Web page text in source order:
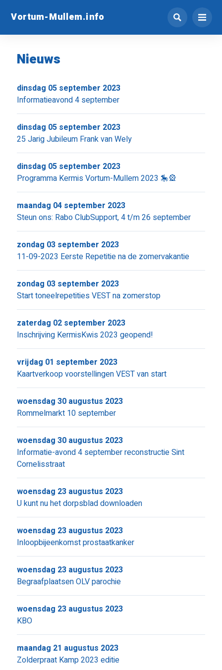
Vortum-Mullem.info
Nieuws
Informatieavond 4 september
dinsdag 05 september 2023
25 Jarig Jubileum Frank van Wely
dinsdag 05 september 2023
Programma Kermis Vortum-Mullem 2023 🎠🎡
dinsdag 05 september 2023
Steun ons: Rabo ClubSupport, 4 t/m 26 september
maandag 04 september 2023
11-09-2023 Eerste Repetitie na de zomervakantie
zondag 03 september 2023
Start toneelrepetities VEST na zomerstop
zondag 03 september 2023
Inschrijving KermisKwis 2023 geopend!
zaterdag 02 september 2023
Kaartverkoop voorstellingen VEST van start
vrijdag 01 september 2023
Rommelmarkt 10 september
woensdag 30 augustus 2023
Informatie-avond 4 september reconstructie Sint
Cornelisstraat
woensdag 30 augustus 2023
U kunt nu het dorpsblad downloaden
woensdag 23 augustus 2023
Inloopbijeenkomst prostaatkanker
woensdag 23 augustus 2023
Begraafplaatsen OLV parochie
woensdag 23 augustus 2023
KBO
woensdag 23 augustus 2023
Zolderpraat Kamp 2023 editie
maandag 21 augustus 2023